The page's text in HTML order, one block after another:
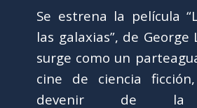
Se estrena la película
las galaxias”, de George
surge como un
cine de ciencia
devenir de la